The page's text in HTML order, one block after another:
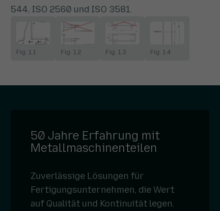
544, ISO 2560 und ISO 3581.
Fig. 1.1 Fig. 1.2 Fig. 1.3 Fig. 1.4
50 Jahre Erfahrung mit
Metallmaschinenteilen
Zuverlässige Lösungen für
Fertigungsunternehmen, die Wert
auf Qualität und Kontinuität legen.